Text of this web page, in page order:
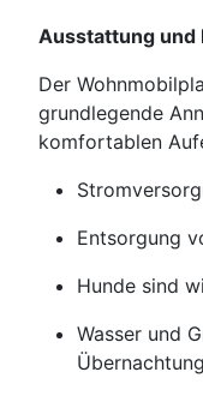
Ausstattung und
Der
grundlegende
komfortablen
Entsorgung
Hunde sind
Wasser und